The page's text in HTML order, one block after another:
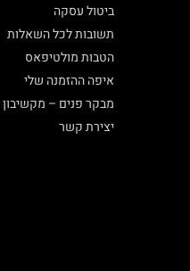
ביטול עסקה
תשובות לכל השאלות
הטבות מולטיפאס
איפה ההזמנה שלי
מבקר פנים – מקשיבון
יצירת קשר